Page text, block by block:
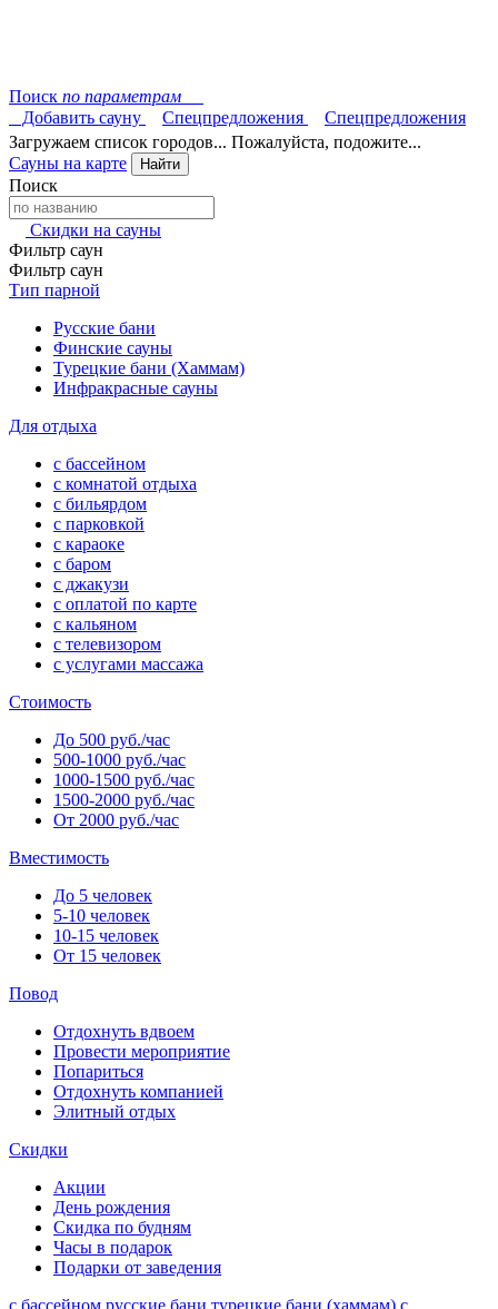
Поиск по параметрам
Добавить сауну
Спецпредложения
Спецпредложения
Загружаем список городов... Пожалуйста, подожите...
Сауны на карте
Найти
Поиск
Скидки на сауны
Фильтр саун
Фильтр саун
Тип парной
Русские бани
Финские сауны
Турецкие бани (Хаммам)
Инфракрасные сауны
Для отдыха
с бассейном
с комнатой отдыха
с бильярдом
с парковкой
с караоке
с баром
с джакузи
с оплатой по карте
с кальяном
с телевизором
с услугами массажа
Стоимость
До 500 руб./час
500-1000 руб./час
1000-1500 руб./час
1500-2000 руб./час
От 2000 руб./час
Вместимость
До 5 человек
5-10 человек
10-15 человек
От 15 человек
Повод
Отдохнуть вдвоем
Провести мероприятие
Попариться
Отдохнуть компанией
Элитный отдых
Скидки
Акции
День рождения
Скидка по будням
Часы в подарок
Подарки от заведения
с бассейном русские бани турецкие бани (хаммам) с